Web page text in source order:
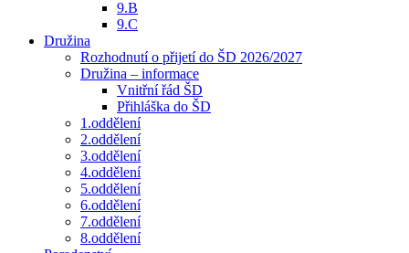
9.B
9.C
Družina
Rozhodnutí o přijetí do ŠD 2026/2027
Družina – informace
Vnitřní řád ŠD
Přihláška do ŠD
1.oddělení
2.oddělení
3.oddělení
4.oddělení
5.oddělení
6.oddělení
7.oddělení
8.oddělení